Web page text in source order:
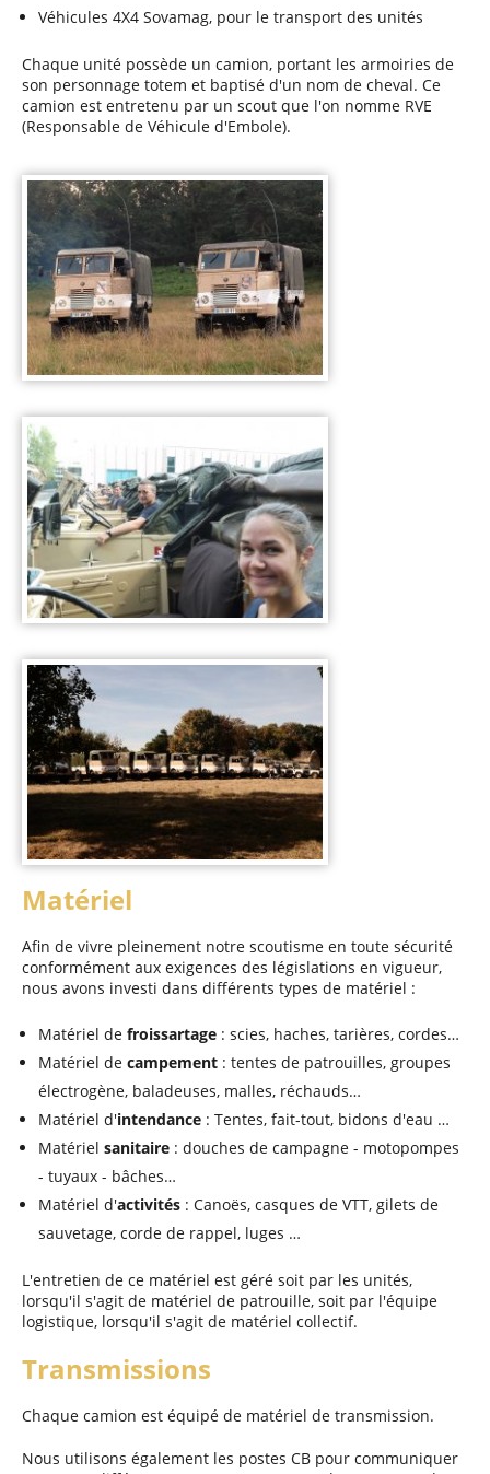
Véhicules 4X4 Sovamag, pour le transport des unités
Chaque unité possède un camion, portant les armoiries de
son personnage totem et baptisé d'un nom de cheval. Ce
camion est entretenu par un scout que l'on nomme RVE
(Responsable de Véhicule d'Embole).
Matériel
Afin de vivre pleinement notre scoutisme en toute sécurité
conformément aux exigences des législations en vigueur,
nous avons investi dans différents types de matériel :
Matériel de froissartage : scies, haches, tarières, cordes…
Matériel de campement : tentes de patrouilles, groupes
électrogène, baladeuses, malles, réchauds…
Matériel d'intendance : Tentes, fait-tout, bidons d'eau …
Matériel sanitaire : douches de campagne - motopompes
- tuyaux - bâches…
Matériel d'activités : Canoës, casques de VTT, gilets de
sauvetage, corde de rappel, luges …
L'entretien de ce matériel est géré soit par les unités,
lorsqu'il s'agit de matériel de patrouille, soit par l'équipe
logistique, lorsqu'il s'agit de matériel collectif.
Transmissions
Chaque camion est équipé de matériel de transmission.
Nous utilisons également les postes CB pour communiquer